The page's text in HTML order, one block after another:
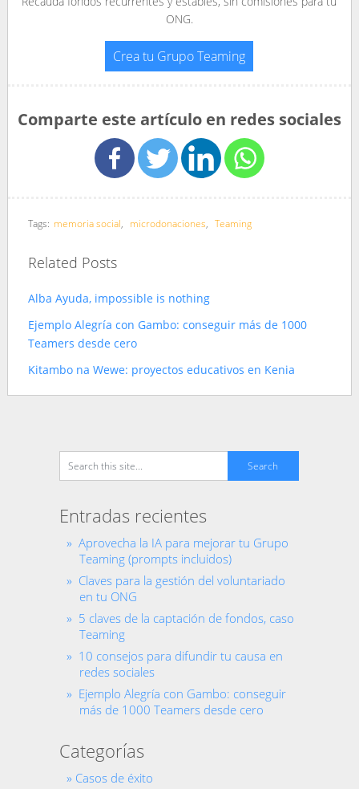
ONG.
Crea tu Grupo Teaming
Comparte este artículo en redes sociales
Tags: memoria social, microdonaciones, Teaming
Related Posts
Alba Ayuda, impossible is nothing
Ejemplo Alegría con Gambo: conseguir más de 1000
Teamers desde cero
Kitambo na Wewe: proyectos educativos en Kenia
Entradas recientes
Aprovecha la IA para mejorar tu Grupo
Teaming (prompts incluidos)
Claves para la gestión del voluntariado
en tu ONG
5 claves de la captación de fondos, caso
Teaming
10 consejos para difundir tu causa en
redes sociales
Ejemplo Alegría con Gambo: conseguir
más de 1000 Teamers desde cero
Categorías
Casos de éxito